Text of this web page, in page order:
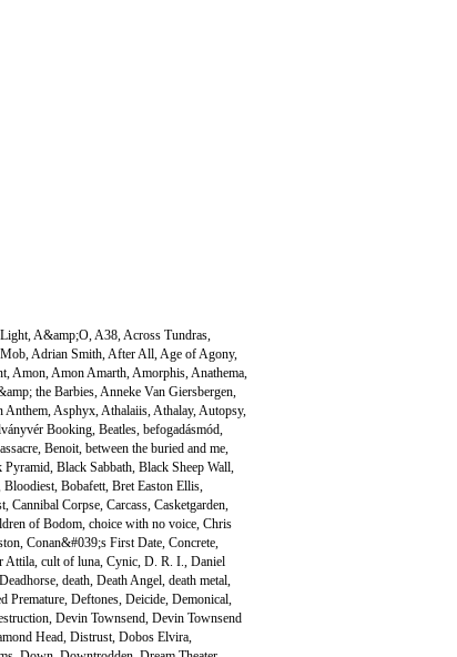
,A&amp;O,A38,Across Tundras,
,Adrian Smith,After All,Age of Agony,
,Amon,Amon Amarth,Amorphis,Anathema,
the Barbies,Anneke Van Giersbergen,
Anthem,Asphyx,Athalaiis,Athalay,Autopsy,
Booking, Beatles, befogadásmód,
, Benoit, between the buried and me,
Pyramid, Black Sabbath, Black Sheep Wall,
Bloodiest, Bobafett, Bret Easton Ellis,
, Cannibal Corpse, Carcass, Casketgarden,
of Bodom, choice with no voice, Chris
, Conan&#039;s First Date, Concrete,
Attila, cult of luna, Cynic, D. R. I., Daniel
Deadhorse, death, Death Angel, death metal,
Premature, Deftones, Deicide, Demonical,
, Devin Townsend, Devin Townsend
Head, Distrust, Dobos Elvira,